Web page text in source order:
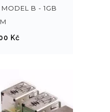
B - 1GB
Kč